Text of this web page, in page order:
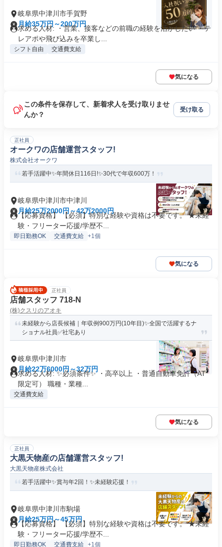
岐阜県中津川市手賀野
月給35万円～200万円
求める人材: ・営業、接客などの前職の経験を活かしたい ・テ
レアポや飛び込みを卒業し...
シフト自由 交通費支給
気になる
この条件を保存して、新着求人を受け取りませ
んか？
受け取る
正社員
オークワの店舗運営スタッフ!
株式会社オークワ
若手活躍中✨年間休日116日!✨30代で年収600万！
岐阜県中津川市中津川
月給25万2000円～42万2000円
【応募資格】 【必須】特別な経験や資格は不要です。 ★未経
験・フリーター応援/学歴不...
即日勤務OK 交通費支給 +1個
気になる
正社員
店舗スタッフ 718-N
(株)クスリのアオキ
未経験から店長候補｜年収例900万円(10年目)✨全国で活躍するナ
ショナル社員✅社宅あり
岐阜県中津川市
月給22万6000円～32万円
求める人材: ✨必須条件✨ ・高卒以上 ・普通自動車免許（AT
限定可） 職種・業種...
交通費支給
気になる
正社員
大黒天物産の店舗運営スタッフ!
大黒天物産株式会社
若手活躍中✨賞与年2回！✨未経験応援！
岐阜県中津川市駒場
月給25万円～45万円
【応募資格】 【必須】特別な経験や資格は不要です。 ★未経
験・フリーター応援/学歴不...
即日勤務OK 交通費支給 +1個